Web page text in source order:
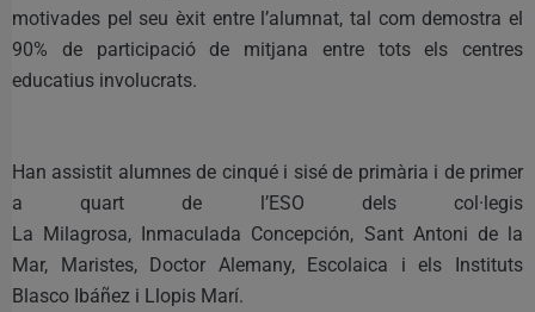
motivades pel seu èxit entre l’alumnat, tal com demostra el
90% de participació de mitjana entre tots els centres
educatius involucrats.
Han assistit alumnes de cinqué i sisé de primària i de primer
a quart de l’ESO dels col·legis
La Milagrosa, Inmaculada Concepción, Sant Antoni de la
Mar, Maristes, Doctor Alemany, Escolaica i els Instituts
Blasco Ibáñez i Llopis Marí.